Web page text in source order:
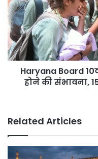
मई
को
होगा
आंकलन।
12वीं
का
रिजल्ट
मई
में
जारी
को
हो
सकता
Haryana Board
होने की संभावना,
Related Articles